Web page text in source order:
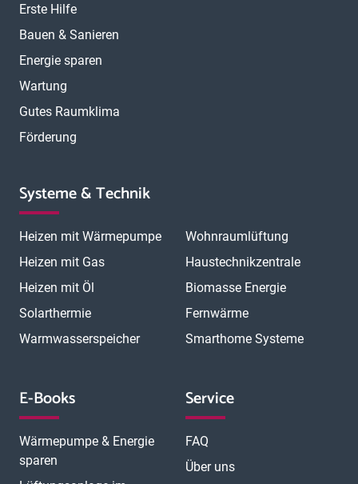
Erste Hilfe
Bauen & Sanieren
Energie sparen
Wartung
Gutes Raumklima
Förderung
Systeme & Technik
Heizen mit Wärmepumpe
Heizen mit Gas
Heizen mit Öl
Solarthermie
Warmwasserspeicher
Wohnraumlüftung
Haustechnikzentrale
Biomasse Energie
Fernwärme
Smarthome Systeme
E-Books
Wärmepumpe & Energie
sparen
Service
FAQ
Über uns